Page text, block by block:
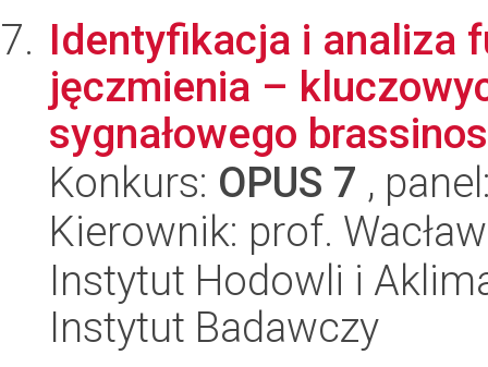
Identyfikacja i analiza
jęczmienia –
sygnałowego
Konkurs: OPUS 7 ,
Kierownik: prof.
Instytut Hodowli i
Instytut Badawczy